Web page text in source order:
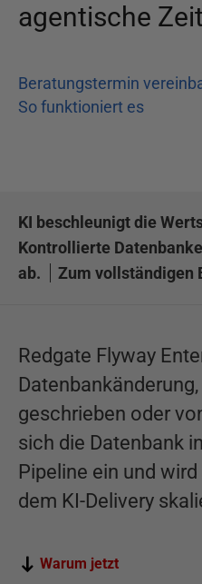
agentische
Beratungstermin
So funktioniert es
KI beschleunigt die
Kontrollierte
ab.
Zum vollständigen
Redgate Flyway
geschrieben oder
sich die Datenbank
Pipeline ein und
dem KI-Delivery
Warum jetzt